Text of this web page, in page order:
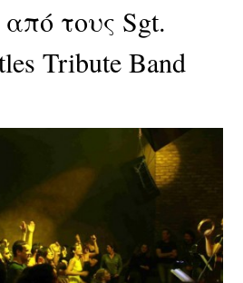
τους Sgt.
Tribute Band